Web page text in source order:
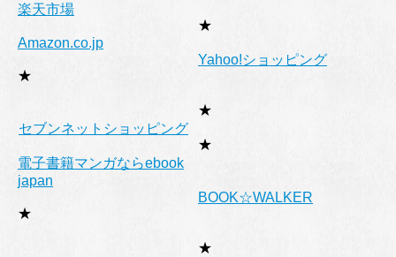
楽天市場
★
Amazon.co.jp
★
Yahoo!ショッピング
★
セブンネットショッピング
★
電子書籍マンガならebook
japan
★
BOOK☆WALKER
★